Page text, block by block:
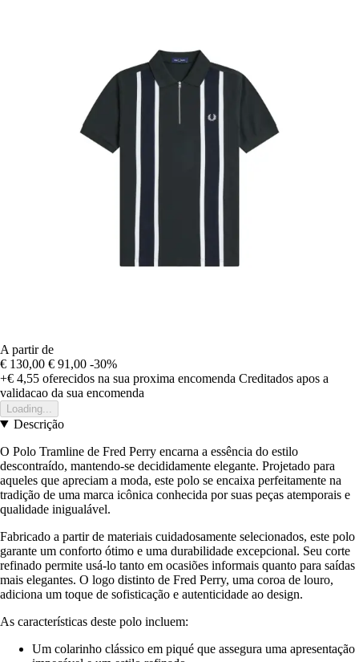
A partir de
€ 130,00 € 91,00 -30%
+€ 4,55 oferecidos na sua proxima encomenda Creditados apos a
validacao da sua encomenda
Loading...
Descrição
O Polo Tramline de Fred Perry encarna a essência do estilo
descontraído, mantendo-se decididamente elegante. Projetado para
aqueles que apreciam a moda, este polo se encaixa perfeitamente na
tradição de uma marca icônica conhecida por suas peças atemporais e
qualidade inigualável.
Fabricado a partir de materiais cuidadosamente selecionados, este polo
garante um conforto ótimo e uma durabilidade excepcional. Seu corte
refinado permite usá-lo tanto em ocasiões informais quanto para saídas
mais elegantes. O logo distinto de Fred Perry, uma coroa de louro,
adiciona um toque de sofisticação e autenticidade ao design.
As características deste polo incluem:
Um colarinho clássico em piqué que assegura uma apresentação